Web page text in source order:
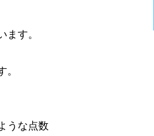
す。
うな点数